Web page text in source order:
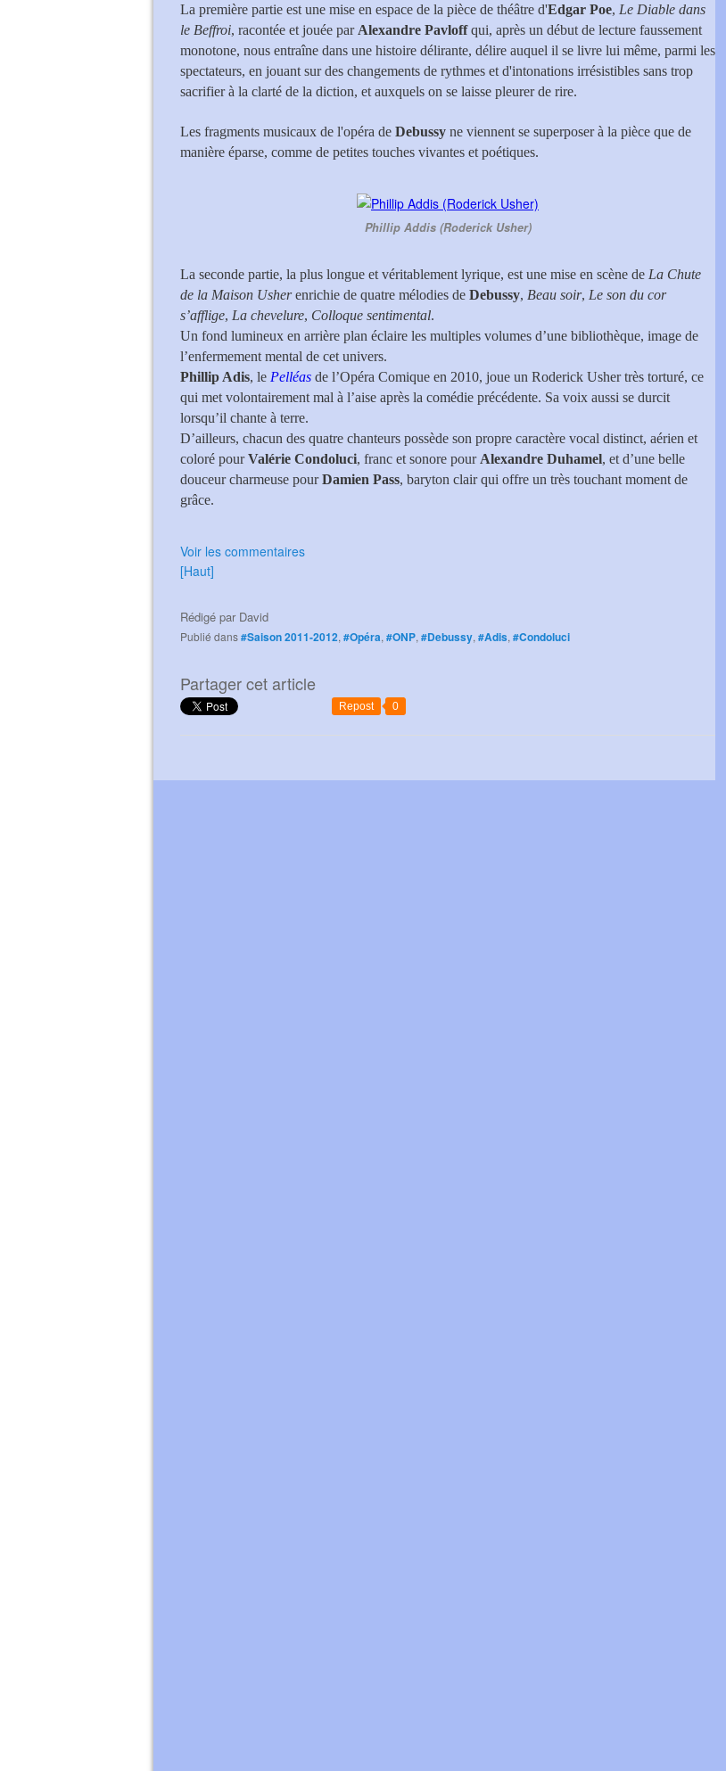
La première partie est une mise en espace de la pièce de théâtre d'Edgar Poe, Le Diable dans
le Beffroi, racontée et jouée par Alexandre Pavloffqui, après un début de lecture faussement
monotone, nous entraîne dans une histoire délirante, délire auquel il se livre lui même, parmi les
spectateurs, en jouant sur des changements de rythmes et d'intonations irrésistibles sans trop
sacrifier à la clarté de la diction, et auxquels on se laisse pleurer de rire.
Les fragments musicaux de l'opéra de Debussy ne viennent se superposer à la pièce que de
manière éparse, comme de petites touches vivantes et poétiques.
Phillip Addis (Roderick Usher)
La seconde partie, la plus longue et véritablement lyrique, est une mise en scène de La Chute
de la Maison Usherenrichie de quatre mélodies de Debussy, Beau soir, Le son du cor
s’afflige, La chevelure, Colloque sentimental.
Un fond lumineux en arrière plan éclaire les multiples volumes d’une bibliothèque, image de
l’enfermement mental de cet univers.
Phillip Adis, le Pelléas de l’Opéra Comique en 2010, joue un Roderick Usher très torturé, ce
qui met volontairement mal à l’aise après la comédie précédente. Sa voix aussi se durcit
lorsqu’il chante à terre.
D’ailleurs, chacun des quatre chanteurs possède son propre caractère vocal distinct, aérien et
coloré pourValérie Condoluci, franc et sonore pour Alexandre Duhamel, et d’une belle
douceur charmeuse pourDamien Pass, baryton clair qui offre un très touchant moment de
grâce.
Voir les commentaires
[Haut]
Rédigé par David
Publié dans#Saison 2011-2012, #Opéra, #ONP, #Debussy, #Adis, #Condoluci
Partager cet article
Repost 0